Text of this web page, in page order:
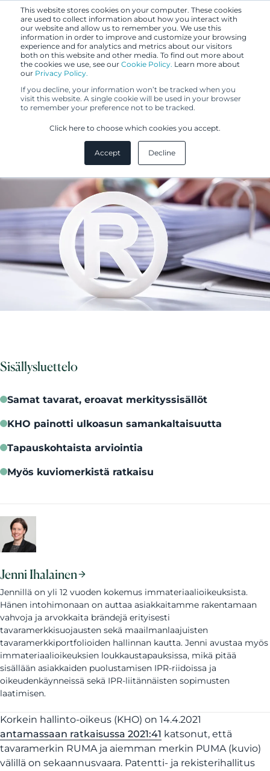
This website stores cookies on your computer. These cookies
are used to collect information about how you interact with
our website and allow us to remember you. We use this
information in order to improve and customize your browsing
experience and for analytics and metrics about our visitors
both on this website and other media. To find out more about
the cookies we use, see our Cookie Policy. Learn more about
our Privacy Policy.
If you decline, your information won’t be tracked when you
visit this website. A single cookie will be used in your browser
to remember your preference not to be tracked.
Click here to choose which cookies you accept.
Accept Decline
20.4.2021
PUMA saalisti RUMAn KHO:ssa
Sisällysluettelo
Samat tavarat, eroavat merkityssisällöt
KHO painotti ulkoasun samankaltaisuutta
Tapauskohtaista arviointia
Myös kuviomerkistä ratkaisu
Jenni Ihalainen
Jennillä on yli 12 vuoden kokemus immateriaalioikeuksista.
Hänen intohimonaan on auttaa asiakkaitamme rakentamaan
vahvoja ja arvokkaita brändejä erityisesti
tavaramerkkisuojausten sekä maailmanlaajuisten
tavaramerkkiportfolioiden hallinnan kautta. Jenni avustaa myös
immateriaalioikeuksien loukkaustapauksissa, mikä pitää
sisällään asiakkaiden puolustamisen IPR-riidoissa ja
oikeudenkäynneissä sekä IPR-liitännäisten sopimusten
laatimisen.
Korkein hallinto-oikeus (KHO) on 14.4.2021
antamassaan ratkaisussa 2021:41 katsonut, että
tavaramerkin RUMA ja aiemman merkin PUMA (kuvio)
välillä on sekaannusvaara. Patentti- ja rekisterihallitus